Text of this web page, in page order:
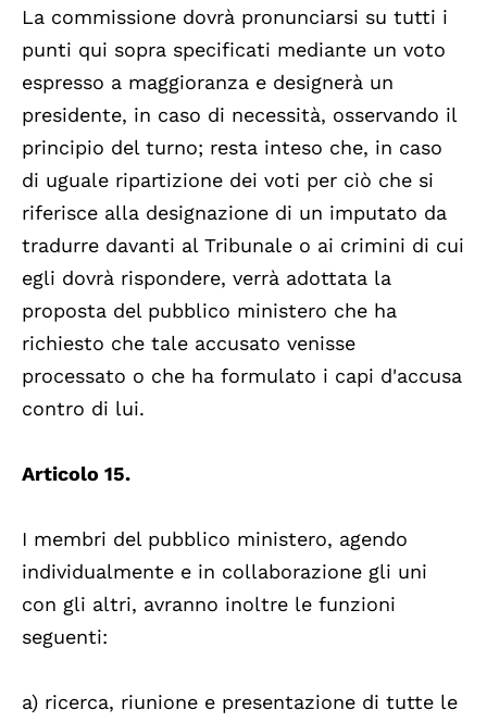
La commissione dovrà pronunciarsi su tutti i
punti qui sopra specificati mediante un voto
espresso a maggioranza e designerà un
presidente, in caso di necessità, osservando il
principio del turno; resta inteso che, in caso
di uguale ripartizione dei voti per ciò che si
riferisce alla designazione di un imputato da
tradurre davanti al Tribunale o ai crimini di cui
egli dovrà rispondere, verrà adottata la
proposta del pubblico ministero che ha
richiesto che tale accusato venisse
processato o che ha formulato i capi d'accusa
contro di lui.
Articolo 15.
I membri del pubblico ministero, agendo
individualmente e in collaborazione gli uni
con gli altri, avranno inoltre le funzioni
seguenti:
a) ricerca, riunione e presentazione di tutte le